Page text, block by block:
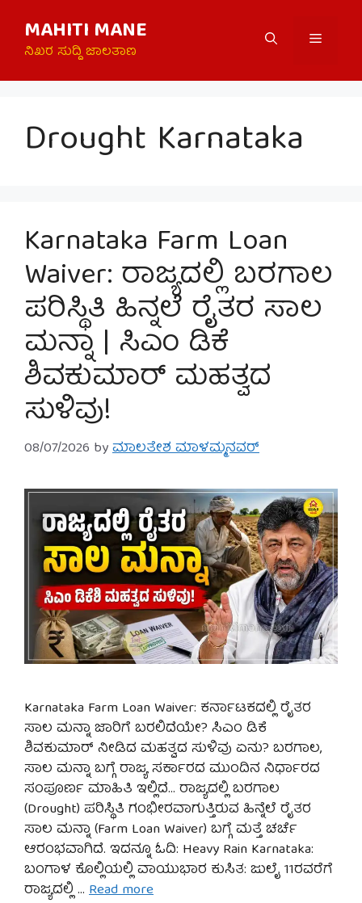
content
MAHITI MANE
ನಿಖರ ಸುದ್ದಿ ಜಾಲತಾಣ
Menu
Drought Karnataka
Karnataka Farm Loan
Waiver: ರಾಜ್ಯದಲ್ಲಿ ಬರಗಾಲ
ಪರಿಸ್ಥಿತಿ ಹಿನ್ನಲೆ ರೈತರ ಸಾಲ
ಮನ್ನಾ | ಸಿಎಂ ಡಿಕೆ
ಶಿವಕುಮಾರ್ ಮಹತ್ವದ
ಸುಳಿವು!
08/07/2026 byಮಾಲತೇಶ ಮಾಳಮ್ಮನವರ್
Karnataka Farm Loan Waiver: ಕರ್ನಾಟಕದಲ್ಲಿ ರೈತರ
ಸಾಲ ಮನ್ನಾ ಜಾರಿಗೆ ಬರಲಿದೆಯೇ? ಸಿಎಂ ಡಿಕೆ
ಶಿವಕುಮಾರ್ ನೀಡಿದ ಮಹತ್ವದ ಸುಳಿವು ಏನು? ಬರಗಾಲ,
ಸಾಲ ಮನ್ನಾ ಬಗ್ಗೆ ರಾಜ್ಯ ಸರ್ಕಾರದ ಮುಂದಿನ ನಿರ್ಧಾರದ
ಸಂಪೂರ್ಣ ಮಾಹಿತಿ ಇಲ್ಲಿದೆ… ರಾಜ್ಯದಲ್ಲಿ ಬರಗಾಲ
(Drought) ಪರಿಸ್ಥಿತಿ ಗಂಭೀರವಾಗುತ್ತಿರುವ ಹಿನ್ನೆಲೆ ರೈತರ
ಸಾಲ ಮನ್ನಾ (Farm Loan Waiver) ಬಗ್ಗೆ ಮತ್ತೆ ಚರ್ಚೆ
ಆರಂಭವಾಗಿದೆ. ಇದನ್ನೂ ಓದಿ: Heavy Rain Karnataka:
ಬಂಗಾಳ ಕೊಲ್ಲಿಯಲ್ಲಿ ವಾಯುಭಾರ ಕುಸಿತ: ಜುಲೈ 11ರವರೆಗೆ
ರಾಜ್ಯದಲ್ಲಿ … Read more